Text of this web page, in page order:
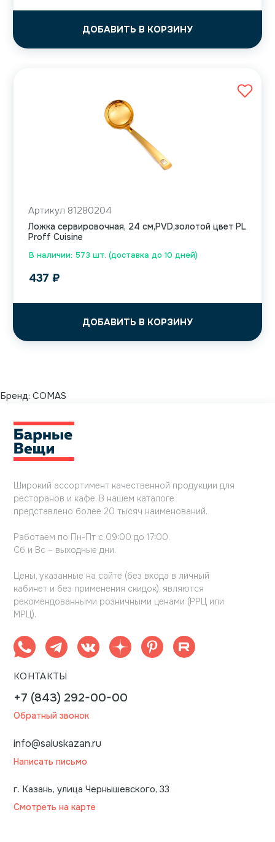
ДОБАВИТЬ В КОРЗИНУ
В наличии: 573 шт. (доставка до 10 дней)
Артикул 81280204
Ложка сервировочная, 24 см,PVD,золотой цвет PL
Proff Cuisine
437 ₽
ДОБАВИТЬ В КОРЗИНУ
Бренд: COMAS
Широкий ассортимент качественной продукции для
ресторанов и кафе. В нашем каталоге
представлено более 20 тысяч наименований.
Работаем по Пн-Пт с 09:00 до 17:00.
Сб и Вс – выходные дни.
Цены, указанные на сайте (без входа в личный
кабинет и без применения скидок), являются
рекомендованными розничными ценами (РРЦ или
МРЦ).
КОНТАКТЫ
+7 (843) 292-00-00
Обратный звонок
info@saluskazan.ru
Написать письмо
г. Казань, улица Чернышевского, 33
Смотреть на карте